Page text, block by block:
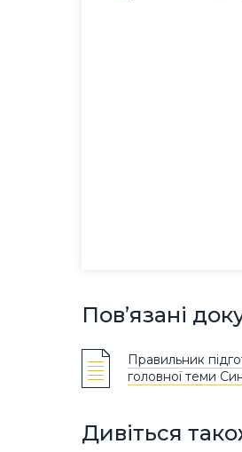
Пов’язані
Правильник
головної теми
Дивіться